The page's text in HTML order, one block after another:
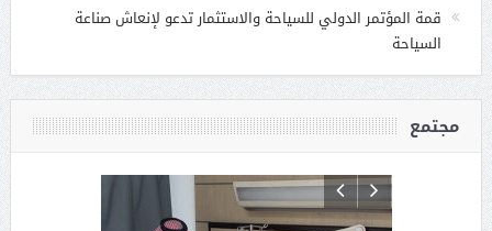
قمة المؤتمر الدولي للسياحة والاستثمار تدعو لإنعاش صناعة
السياحة
مجتمع